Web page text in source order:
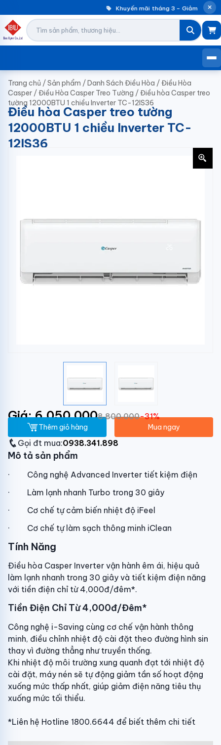
Khuyến mãi tháng 3 – Giảm đến
Trang chủ /Sản phẩm /Danh Sách Điều Hòa /Điều Hòa
Casper /Điều Hòa Casper Treo Tường /Điều hòa Casper treo
tường 12000BTU 1 chiều Inverter TC-12IS36
Điều hòa Casper treo tường
12000BTU 1 chiều Inverter TC-
12IS36
Giá: 6.050.0008.800.000-31%
Thêm giỏ hàng Mua ngay
Gọi đt mua:0938.341.898
Mô tả sản phẩm
· Công nghệ Advanced Inverter tiết kiệm điện
· Làm lạnh nhanh Turbo trong 30 giây
· Cơ chế tự cảm biến nhiệt độ iFeel
· Cơ chế tự làm sạch thông minh iClean
Tính Năng
Điều hòa Casper Inverter vận hành êm ái, hiệu quả
làm lạnh nhanh trong 30 giây và tiết kiệm điện năng
với tiền điện chỉ từ 4,000đ/đêm*.
Tiền Điện Chỉ Từ 4,000đ/Đêm*
Công nghệ i-Saving cùng cơ chế vận hành thông
minh, điều chỉnh nhiệt độ cài đặt theo đường hình sin
thay vì đường thẳng như truyền thống.
Khi nhiệt độ môi trường xung quanh đạt tới nhiệt độ
cài đặt, máy nén sẽ tự động giảm tần số hoạt động
xuống mức thấp nhất, giúp giảm điện năng tiêu thụ
xuống mức tối thiểu.
*Liên hệ Hotline 1800.6644 để biết thêm chi tiết